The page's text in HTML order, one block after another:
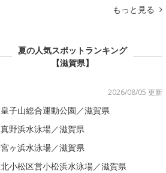
もっと見る
夏の人気スポットランキング
【滋賀県】
2026/08/05 更新
皇子山総合運動公園／滋賀県
真野浜水泳場／滋賀県
宮ヶ浜水泳場／滋賀県
北小松区営小松浜水泳場／滋賀県